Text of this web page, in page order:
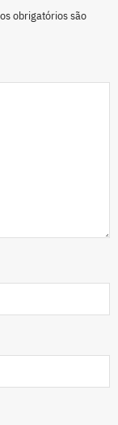
obrigatórios são